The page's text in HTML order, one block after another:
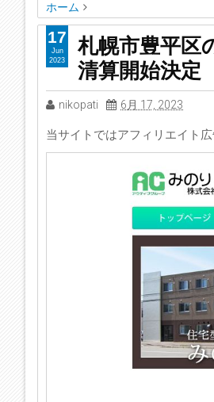
ホーム
アクティブ・ケア
企業破綻
有料老人ホーム運営
札幌市豊
札幌市豊平区
清算開始決
nikopati 6月 17, 2023
当サイトではアフィリエイト
17
Jun
2023